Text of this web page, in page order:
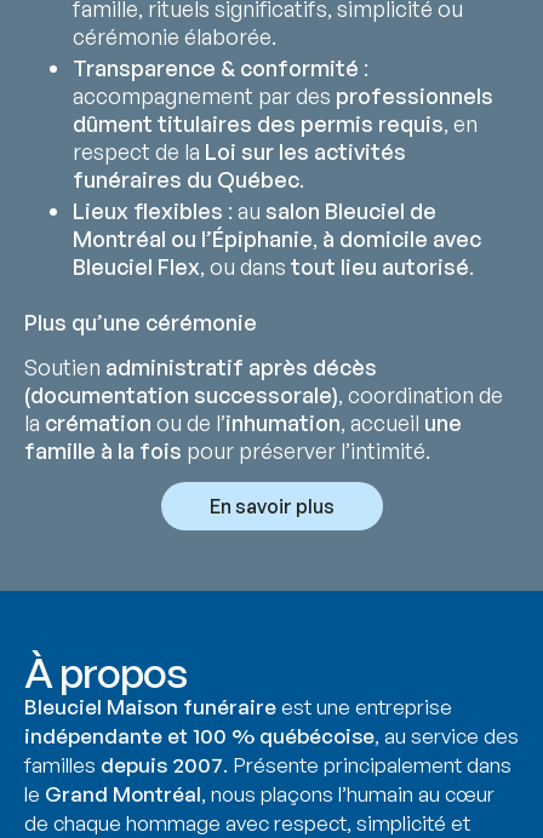
famille, rituels significatifs, simplicité ou
cérémonie élaborée.
Transparence & conformité :
accompagnement par des professionnels
dûment titulaires des permis requis, en
respect de la Loi sur les activités
funéraires du Québec.
Lieux flexibles : au salon Bleuciel de
Montréal ou l’Épiphanie, à domicile avec
Bleuciel Flex, ou dans tout lieu autorisé.
Plus qu’une cérémonie
Soutien administratif après décès
(documentation successorale), coordination de
la crémation ou de l’inhumation, accueil une
famille à la fois pour préserver l’intimité.
En savoir plus
À propos
Bleuciel Maison funéraireest une entreprise
indépendante et 100 % québécoise, au service des
familles depuis 2007. Présente principalement dans
le Grand Montréal, nous plaçons l’humain au cœur
de chaque hommage avec respect, simplicité et